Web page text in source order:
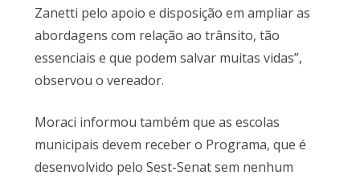
Zanetti pelo apoio e disposição em ampliar as
abordagens com relação ao trânsito, tão
essenciais e que podem salvar muitas vidas”,
observou o vereador.
Moraci informou também que as escolas
municipais devem receber o Programa, que é
desenvolvido pelo Sest-Senat sem nenhum